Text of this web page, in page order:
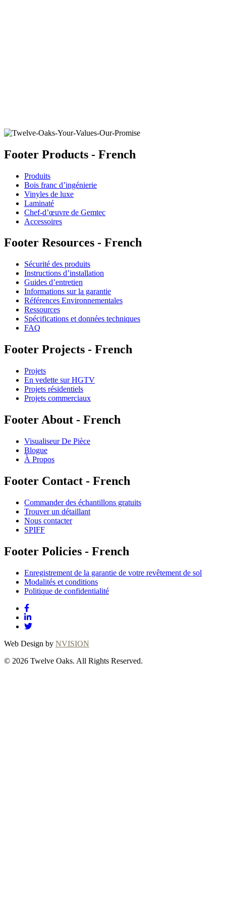
Footer Products - French
Produits
Bois franc d’ingénierie
Vinyles de luxe
Laminaté
Chef-d’œuvre de Gemtec
Accessoires
Footer Resources - French
Sécurité des produits
Instructions d’installation
Guides d’entretien
Informations sur la garantie
Références Environnementales
Ressources
Spécifications et données techniques
FAQ
Footer Projects - French
Projets
En vedette sur HGTV
Projets résidentiels
Projets commerciaux
Footer About - French
Visualiseur De Pièce
Blogue
À Propos
Footer Contact - French
Commander des échantillons gratuits
Trouver un détaillant
Nous contacter
SPIFF
Footer Policies - French
Enregistrement de la garantie de votre revêtement de sol
Modalités et conditions
Politique de confidentialité
Web Design by NVISION
© 2026 Twelve Oaks. All Rights Reserved.